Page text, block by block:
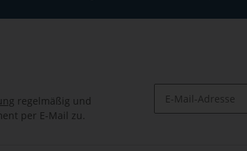
regelmäßig und
per E-Mail zu.